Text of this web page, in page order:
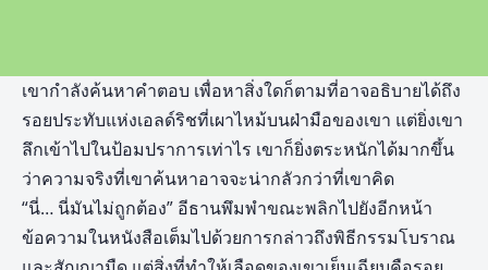
เขากำลังค้นหาคำตอบ เพื่อหาสิ่งใดก็ตามที่อาจอธิบายได้ถึง
รอยประทับแห่งเอลด์ริชที่เผาไหม้บนฝ่ามือของเขา แต่ยิ่งเขา
ลึกเข้าไปในป้อมปราการเท่าไร เขาก็ยิ่งตระหนักได้มากขึ้น
ว่าความจริงที่เขาค้นหาอาจจะน่ากลัวกว่าที่เขาคิด
“นี่… นี่มันไม่ถูกต้อง” อีธานพึมพำขณะพลิกไปยังอีกหน้า
ข้อความในหนังสือเต็มไปด้วยการกล่าวถึงพิธีกรรมโบราณ